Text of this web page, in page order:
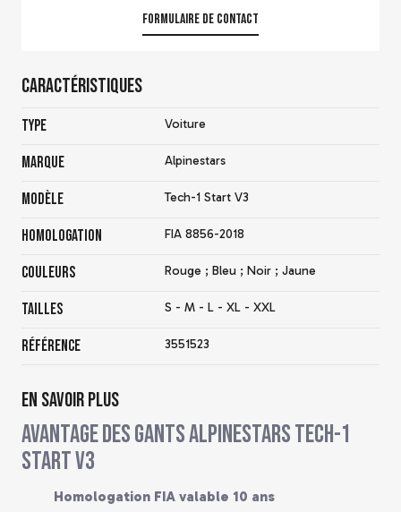
Formulaire de contact
Caractéristiques
Type Voiture
Marque Alpinestars
Modèle Tech-1 Start V3
Homologation FIA 8856-2018
Couleurs Rouge ; Bleu ; Noir ; Jaune
Tailles S - M - L - XL - XXL
Référence 3551523
En savoir plus
Avantage des gants Alpinestars Tech-1
Start V3
Homologation FIA valable 10 ans